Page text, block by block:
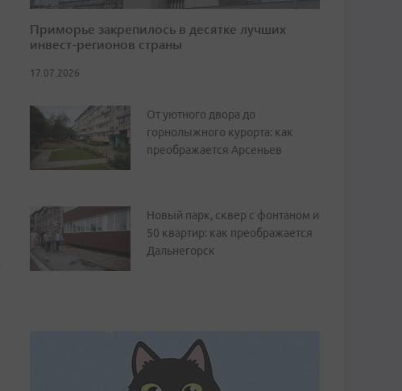
Приморье закрепилось в десятке лучших
инвест-регионов страны
17.07.2026
От уютного двора до
горнолыжного курорта: как
преображается Арсеньев
Новый парк, сквер с фонтаном и
50 квартир: как преображается
Дальнегорск